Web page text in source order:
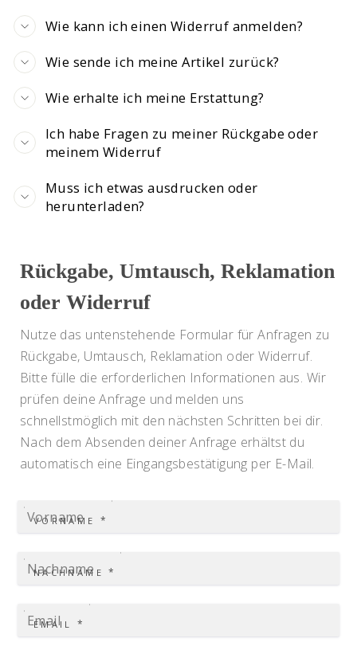
Wie kann ich einen Widerruf anmelden?
Wie sende ich meine Artikel zurück?
Wie erhalte ich meine Erstattung?
Ich habe Fragen zu meiner Rückgabe oder
meinem Widerruf
Muss ich etwas ausdrucken oder
herunterladen?
Rückgabe, Umtausch, Reklamation
oder Widerruf
Nutze das untenstehende Formular für Anfragen zu
Rückgabe, Umtausch, Reklamation oder Widerruf.
Bitte fülle die erforderlichen Informationen aus. Wir
prüfen deine Anfrage und melden uns
schnellstmöglich mit den nächsten Schritten bei dir.
Nach dem Absenden deiner Anfrage erhältst du
automatisch eine Eingangsbestätigung per E-Mail.
VORNAME *
NACHNAME *
EMAIL *